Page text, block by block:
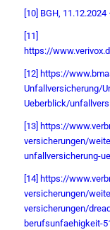
[10] BGH,
[11]
https://
[12] https://
Unfallversicherung/
Ueberblick/
[13] https://
versicherungen/
unfallversicherung-
[14] https://
versicherungen/
versicherungen/
berufsunfaehigkeit-